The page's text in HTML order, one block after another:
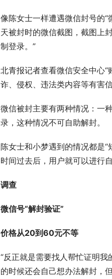
像陈女士一样遭遇微信封号的
天被封时的微信截图，截图上
制登录。”
北青报记者查看微信安全中心
诈、侵权、违法类内容等有害
微信被封主要有两种情况：一
录，这种情况不可自助解封。
陈女士和小梦遇到的情况都是
时间过去后，用户就可以进行
调查
微信号“解封验证”
价格从20到60元不等
“反正就是需要找人帮忙证明
的时候还会自己想办法解封，